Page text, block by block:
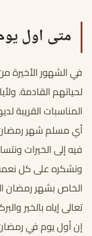
متى اول يوم
في الشهور الأخيرة
لحياتهم القادمة.
المناسبات القريبة
أي مسلم شهر رمضان
فيه إلى الخيرات
ونشكره على كل
تعالى إياه بالخير
إن أول يوم في